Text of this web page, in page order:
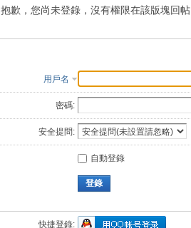
索
抱歉，您尚未登錄，沒有權限在該版塊回帖
用戶名
密碼:
安全提問:
自動登錄
登錄
快捷登錄: